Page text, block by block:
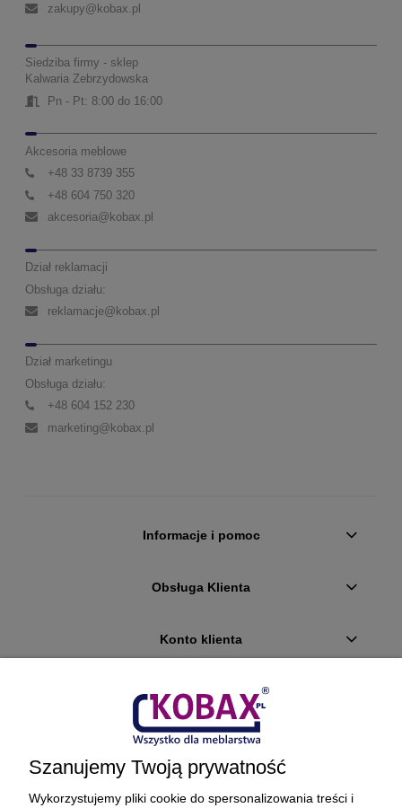
zakupy@kobax.pl
Siedziba firmy - sklep
Kalwaria Zebrzydowska
Pn - Pt: 8:00 do 16:00
Akcesoria meblowe
+48 33 8739 355
+48 604 750 320
akcesoria@kobax.pl
Dział reklamacji
Obsługa działu:
reklamacje@kobax.pl
Dział marketingu
Obsługa działu:
+48 604 152 230
marketing@kobax.pl
Informacje i pomoc
Obsługa Klienta
Konto klienta
Płatności i dostawa
Ciekawostki
O firmie
Szanujemy Twoją prywatność
Wykorzystujemy pliki cookie do spersonalizowania treści i